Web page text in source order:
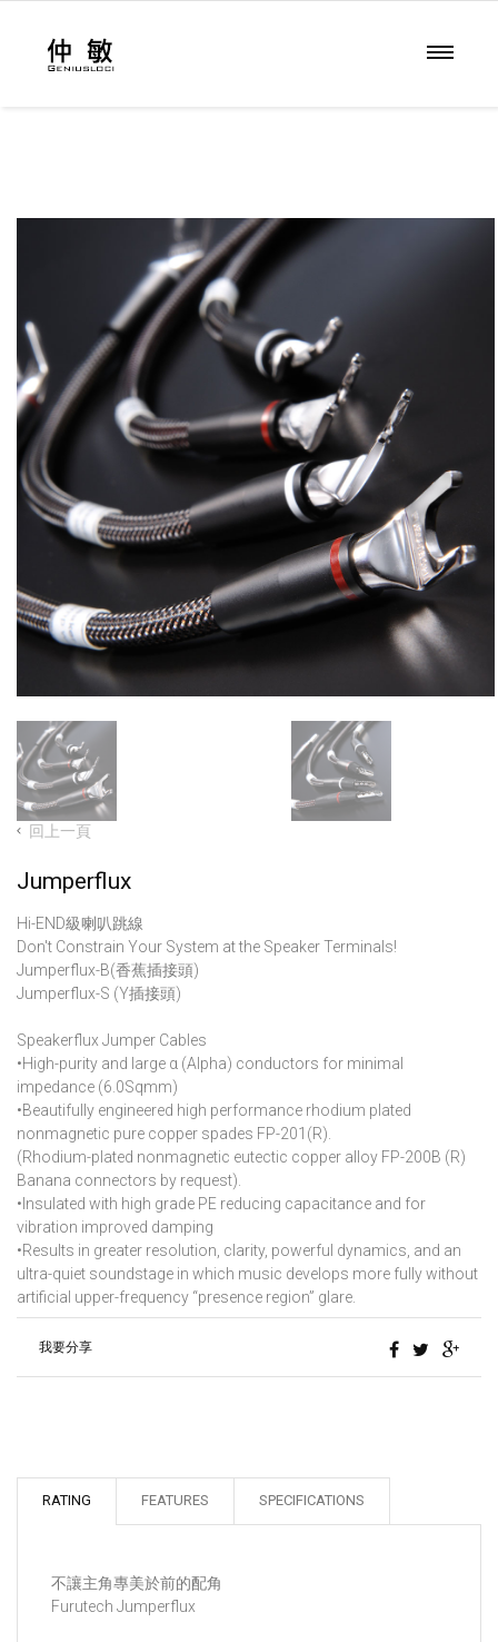
回上一頁
Jumperflux
Hi-END級喇叭跳線
Don't Constrain Your System at the Speaker Terminals!
Jumperflux-B(香蕉插接頭)
Jumperflux-S (Y插接頭)
Speakerflux Jumper Cables
•High-purity and large α (Alpha) conductors for minimal
impedance (6.0Sqmm)
•Beautifully engineered high performance rhodium plated
nonmagnetic pure copper spades FP-201(R).
(Rhodium-plated nonmagnetic eutectic copper alloy FP-200B (R)
Banana connectors by request).
•Insulated with high grade PE reducing capacitance and for
vibration improved damping
•Results in greater resolution, clarity, powerful dynamics, and an
ultra-quiet soundstage in which music develops more fully without
artificial upper-frequency “presence region” glare.
我要分享
RATING FEATURES SPECIFICATIONS
不讓主角專美於前的配角
Furutech Jumperflux